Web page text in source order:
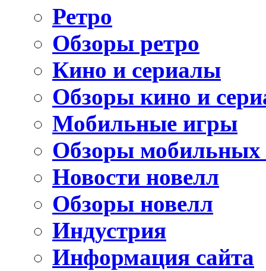
Ретро
Обзоры ретро
Кино и сериалы
Обзоры кино и
Мобильные игры
Обзоры мобильных
Новости новелл
Обзоры новелл
Индустрия
Информация сайта